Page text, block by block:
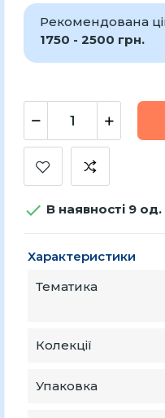
Рекомендована
1750 - 2500 грн.
 В наявності 9 од.
Характеристики
Тематика
Колекції
Упаковка